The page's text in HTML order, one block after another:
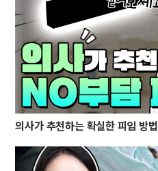
의사가 추천하는 확실한 피임 방법